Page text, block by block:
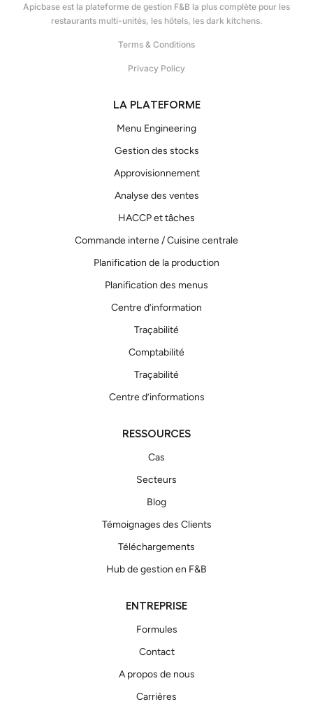
Apicbase est la plateforme de gestion F&B la plus complète pour les
restaurants multi-unités, les hôtels, les dark kitchens.
Terms & Conditions
Privacy Policy
LA PLATEFORME
Menu Engineering
Gestion des stocks
Approvisionnement
Analyse des ventes
HACCP et tâches
Commande interne / Cuisine centrale
Planification de la production
Planification des menus
Centre d’information
Traçabilité
Comptabilité
Traçabilité
Centre d’informations
RESSOURCES
Cas
Secteurs
Blog
Témoignages des Clients
Téléchargements
Hub de gestion en F&B
ENTREPRISE
Formules
Contact
A propos de nous
Carrières